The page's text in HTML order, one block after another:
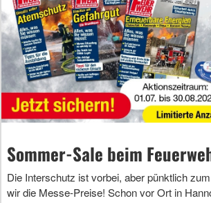
Sommer-Sale beim
Die Interschutz ist vorbei, aber pünktlich
wir die Messe-Preise! Schon vor Ort in